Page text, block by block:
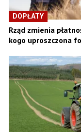
DOPŁATY
Rząd zmienia
kogo uproszczona